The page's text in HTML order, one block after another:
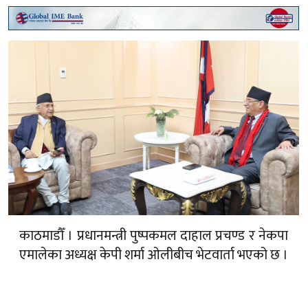
काठमाडौँ । प्रधानमन्त्री पुष्पकमल दाहाल प्रचण्ड र नेकपा
एमालेका अध्यक्ष केपी शर्मा ओलीबीच भेटवार्ता भएको छ ।